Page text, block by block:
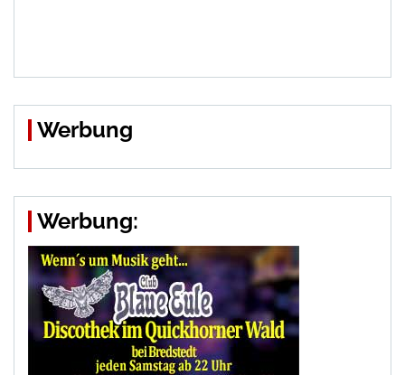
Werbung
Werbung: